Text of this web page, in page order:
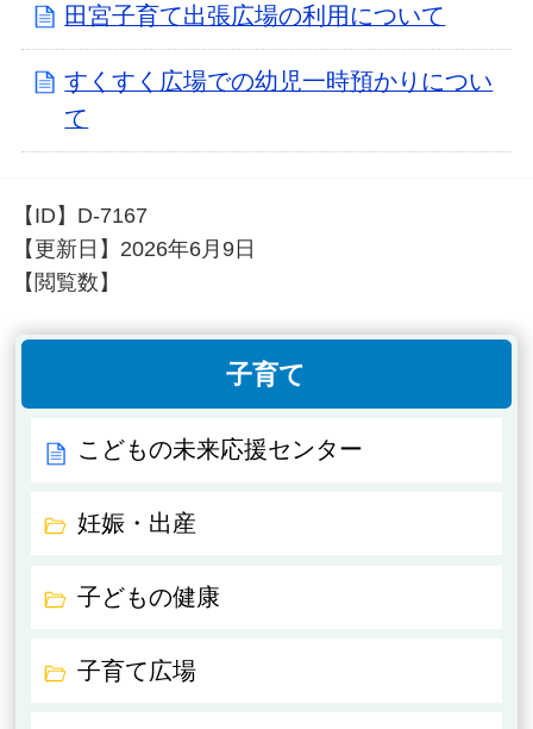
田宮子育て出張広場の利用について
すくすく広場での幼児一時預かりについ
て
【ID】 D-7167
【更新日】 2026年6月9日
【閲覧数】
子育て
こどもの未来応援センター
妊娠・出産
子どもの健康
子育て広場